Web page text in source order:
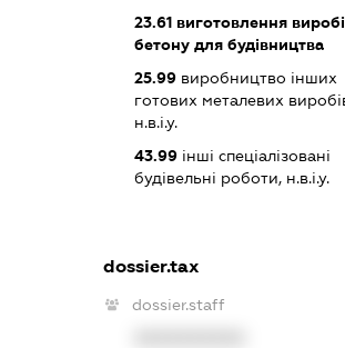
23.61виготовлення
бетону для будівництва
25.99виробництво інших
готових металевих
н.в.і.у.
43.99інші спеціалізовані
будівельні роботи, н.в.і.у.
dossier.tax
dossier.staff